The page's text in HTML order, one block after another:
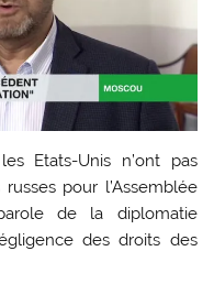
Etats-Unis n’ont pas
pour l’Assemblée
de la diplomatie
des droits des